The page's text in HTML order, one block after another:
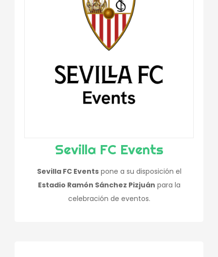
Sevilla FC Events
Sevilla FC Eventspone a su disposición el
Estadio Ramón Sánchez Pizjuán para la
celebración de eventos.